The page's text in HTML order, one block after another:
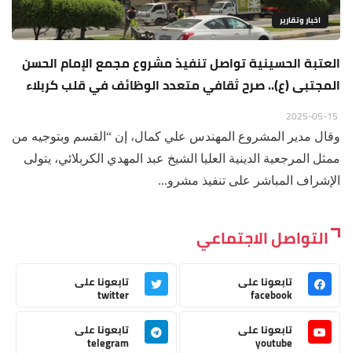
اخبار وتقارير
العتبة الحسينية تواصل تنفيذ مشروع مجمع الإمام الحسن
المجتبى (ع).. صرح ثقافي متعدد الوظائف في قلب كربلاء
وقال مدير المشروع المهندس علي كمال، إن “القسم وبتوجيه من
ممثل المرجعية الدينية العليا الشيخ عبد المهدي الكربلائي، يتولى
الإشراف المباشر على تنفيذ مشرو...
التواصل الاجتماعي
تابعونا على
facebook
تابعونا على
twitter
تابعونا على
youtube
تابعونا على
telegram